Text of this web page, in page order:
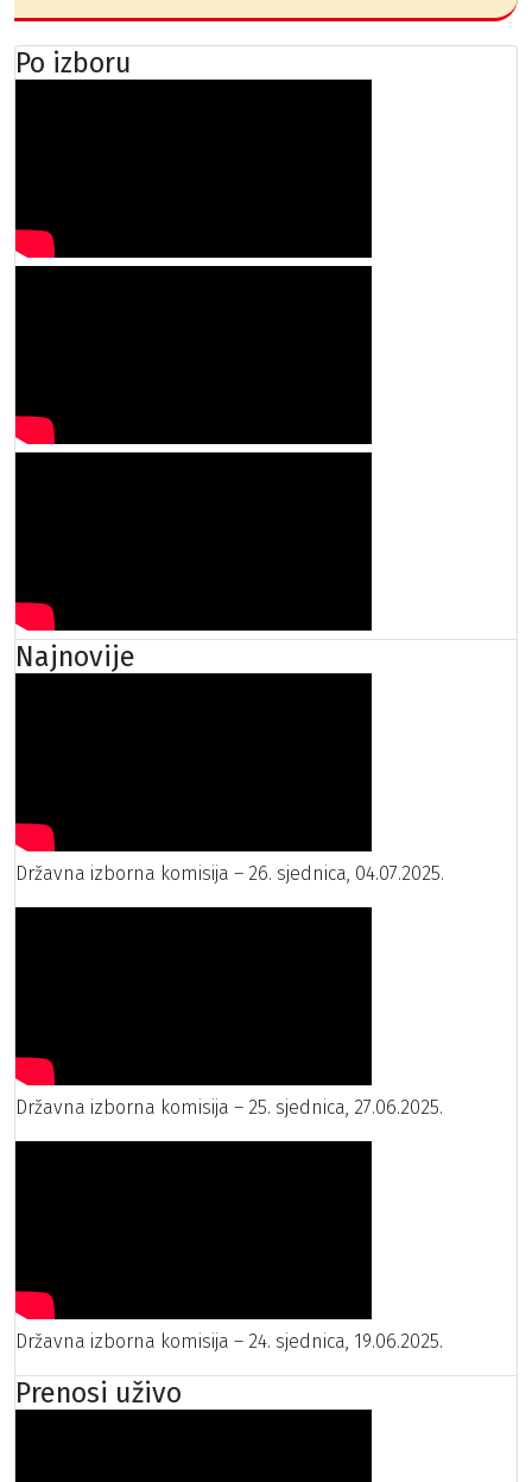
Po izboru
Najnovije
Državna izborna komisija – 26. sjednica, 04.07.2025.
Državna izborna komisija – 25. sjednica, 27.06.2025.
Državna izborna komisija – 24. sjednica, 19.06.2025.
Prenosi uživo